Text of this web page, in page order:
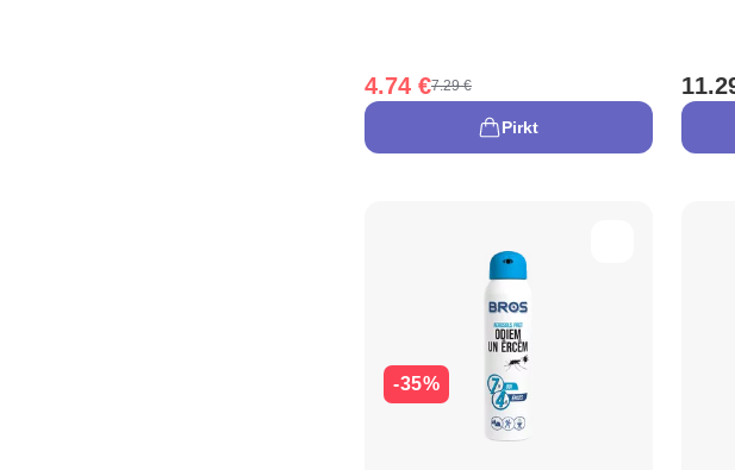
4.74 €7.29 €
Pirkt
-35%